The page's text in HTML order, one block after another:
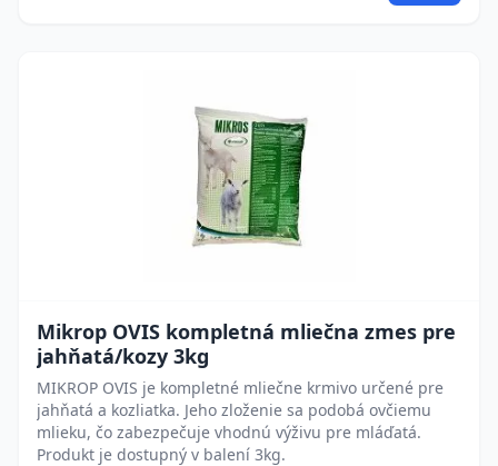
Mikrop OVIS kompletná mliečna zmes pre
jahňatá/kozy 3kg
MIKROP OVIS je kompletné mliečne krmivo určené pre
jahňatá a kozliatka. Jeho zloženie sa podobá ovčiemu
mlieku, čo zabezpečuje vhodnú výživu pre mláďatá.
Produkt je dostupný v balení 3kg.